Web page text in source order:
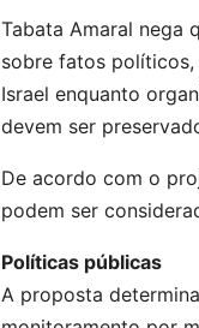
Tabata Amaral nega
sobre fatos
Israel enquanto
devem ser
De acordo com o
podem ser
Políticas públicas
A proposta